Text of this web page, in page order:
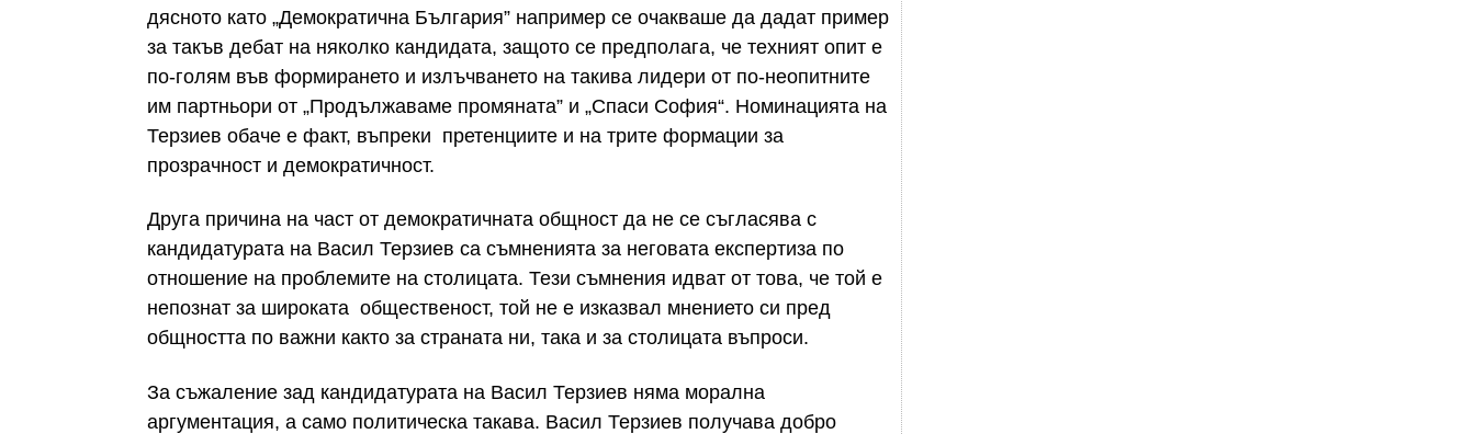
дясното като „Демократична България” например се очакваше да дадат пример
за такъв дебат на няколко кандидата, защото се предполага, че техният опит е
по-голям във формирането и излъчването на такива лидери от по-неопитните
им партньори от „Продължаваме промяната” и „Спаси София“. Номинацията на
Терзиев обаче е факт, въпреки претенциите и на трите формации за
прозрачност и демократичност.
Друга причина на част от демократичната общност да не се съгласява с
кандидатурата на Васил Терзиев са съмненията за неговата експертиза по
отношение на проблемите на столицата. Тези съмнения идват от това, че той е
непознат за широката общественост, той не е изказвал мнението си пред
общността по важни както за страната ни, така и за столицата въпроси.
За съжаление зад кандидатурата на Васил Терзиев няма морална
аргументация, а само политическа такава. Васил Терзиев получава добро